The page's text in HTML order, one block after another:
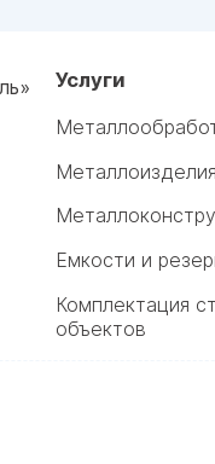
Услуги
Металлоизделия
Емкости и
Комплектация
объектов